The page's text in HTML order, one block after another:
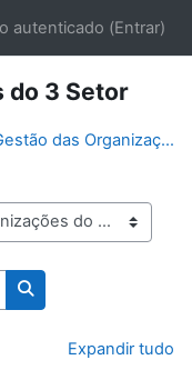
autenticado (Entrar)
do 3 Setor
Gestão das Organizações do 3 Setor
Pesquisar disciplinas
Expandir tudo